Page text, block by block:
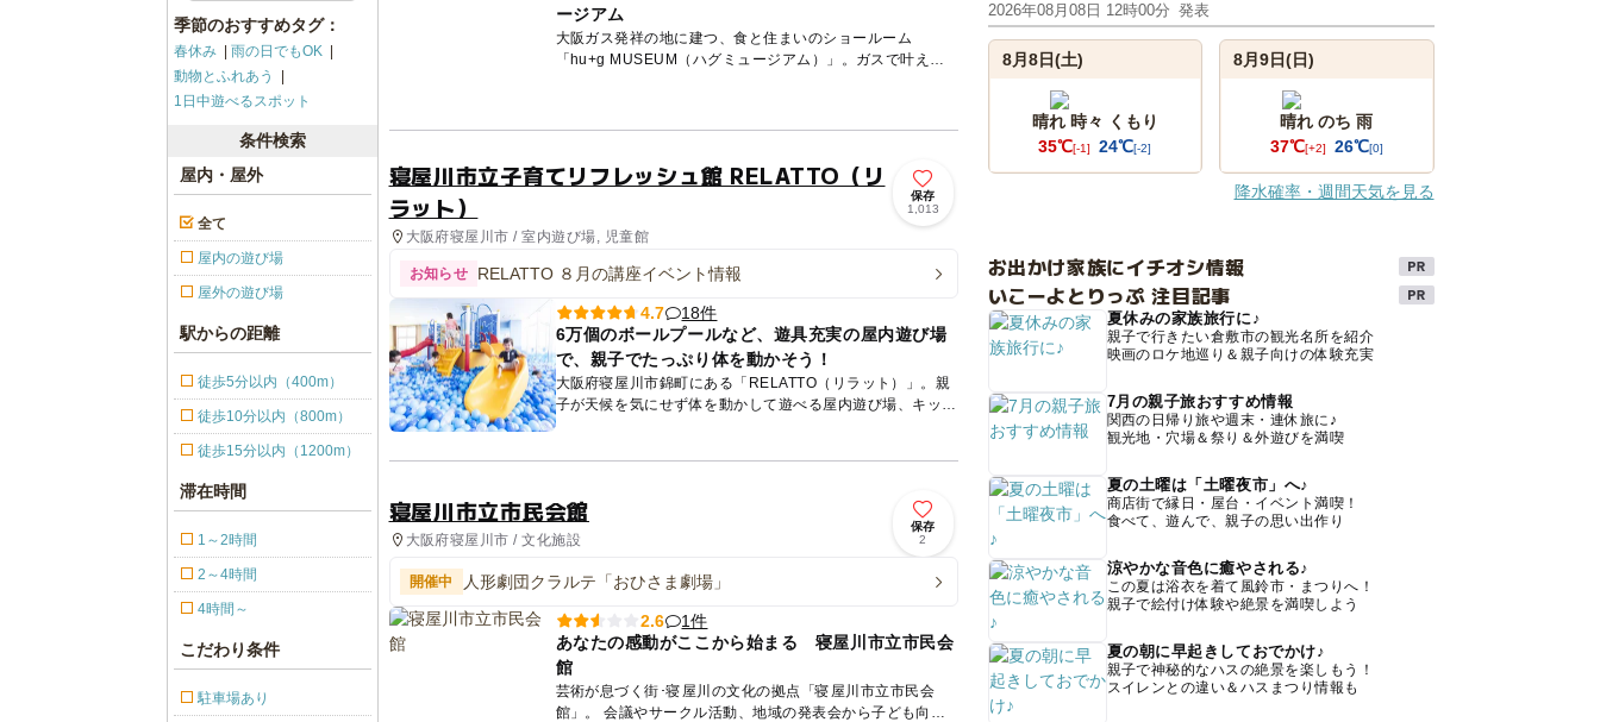
ージアム
大阪ガス発祥の地に建つ、食と住まいのショールーム
「hu+g MUSEUM（ハグミュージアム）」。ガスで叶える
寝屋川市立子育てリフレッシュ館 RELATTO（リ
ラット）
大阪府寝屋川市 / 室内遊び場, 児童館
保存
1,013
お知らせ RELATTO ８月の講座イベント情報
4.7
18件
6万個のボールプールなど、遊具充実の屋内遊び場
で、親子でたっぷり体を動かそう！
大阪府寝屋川市錦町にある「RELATTO（リラット）」。親
子が天候を気にせず体を動かして遊べる屋内遊び場、キッ
ズ・スマイル・パークの設置をはじめ、さまざまな子育て支
寝屋川市立市民会館
大阪府寝屋川市 / 文化施設
保存
2
開催中 人形劇団クラルテ「おひさま劇場」
2.6
1件
あなたの感動がここから始まる 寝屋川市立市民会
館
芸術が息づく街･寝屋川の文化の拠点「寝屋川市立市民会
館」。 会議やサークル活動、地域の発表会から子ども向け
季節のおすすめタグ：
春休み
雨の日でもOK
動物とふれあう
1日中遊べるスポット
条件検索
屋内・屋外
全て
屋内の遊び場
屋外の遊び場
駅からの距離
徒歩5分以内（400m）
徒歩10分以内（800m）
徒歩15分以内（1200m）
滞在時間
1～2時間
2～4時間
4時間～
こだわり条件
駐車場あり
2026年08月08日 12時00分 発表
8月8日(土)
晴れ 時々 くもり
35℃[-1] 24℃[-2]
8月9日(日)
晴れ のち 雨
37℃[+2] 26℃[0]
降水確率・週間天気を見る
お出かけ家族にイチオシ情報
いこーよとりっぷ 注目記事
夏休みの家族旅行に♪
親子で行きたい倉敷市の観光名所を紹介
映画のロケ地巡り＆親子向けの体験充実
7月の親子旅おすすめ情報
関西の日帰り旅や週末・連休旅に♪
観光地・穴場＆祭り＆外遊びを満喫
夏の土曜は「土曜夜市」へ♪
商店街で縁日・屋台・イベント満喫！
食べて、遊んで、親子の思い出作り
涼やかな音色に癒やされる♪
この夏は浴衣を着て風鈴市・まつりへ！
親子で絵付け体験や絶景を満喫しよう
夏の朝に早起きしておでかけ♪
親子で神秘的なハスの絶景を楽しもう！
スイレンとの違い＆ハスまつり情報も